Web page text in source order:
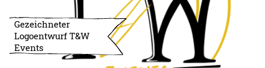
Gezeichneter
Logoentwurf T&W
Events